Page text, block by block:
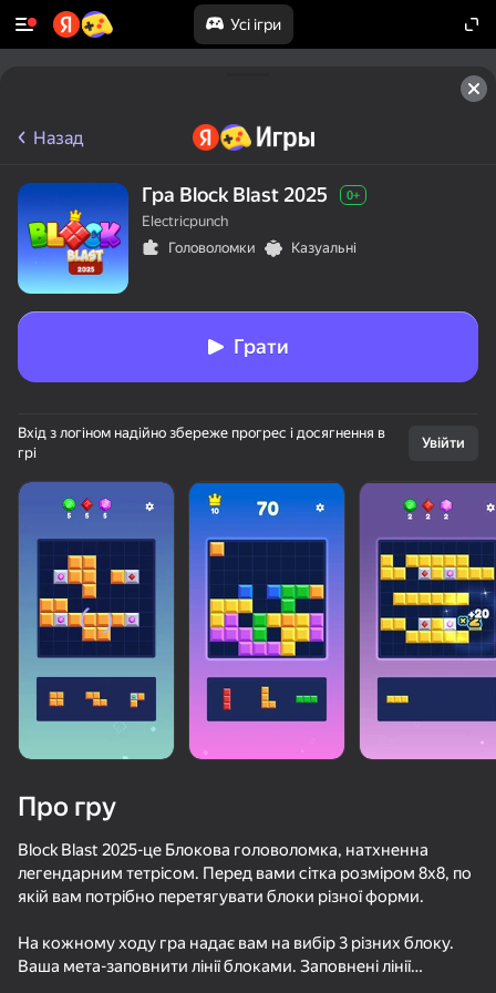
Усі ігри
DeepMine I Am Security
39
Плинко Кликер
58
Block Blast
51
Назад
Гра Block Blast 2025 0+
Electricpunch
Головоломки
Казуальні
Грати
Вхід з логіном надійно збереже прогрес і досягнення в
грі
Увійти
Про гру
Block Blast 2025-це Блокова головоломка, натхненна
легендарним тетрісом. Перед вами сітка розміром 8х8, по
якій вам потрібно перетягувати блоки різної форми.
На кожному ходу гра надає вам на вибір 3 різних блоку.
Ваша мета-заповнити лінії блоками. Заповнені лінії